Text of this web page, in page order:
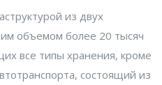
из двух
объемом более 20 тысяч
все типы хранения, кроме
состоящий из